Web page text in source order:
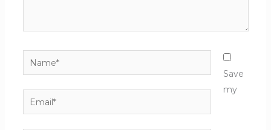
Name*
Email*
Save
my